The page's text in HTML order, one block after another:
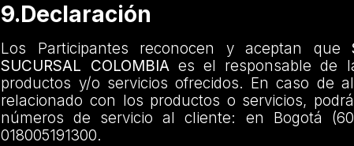
9.Declaración
Los Participantes reconocen y aceptan que
SUCURSAL COLOMBIAes el responsable de
productos y/o servicios ofrecidos. En caso de
relacionado con los productos o servicios,
números de servicio al cliente: en Bogotá
018005191300.